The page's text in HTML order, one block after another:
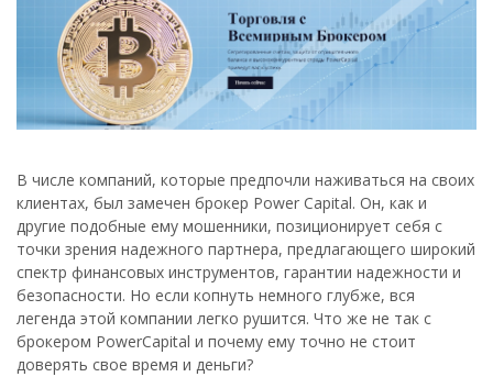
В числе компаний, которые предпочли наживаться на своих
клиентах, был замечен брокер Power Capital. Он, как и
другие подобные ему мошенники, позиционирует себя с
точки зрения надежного партнера, предлагающего широкий
спектр финансовых инструментов, гарантии надежности и
безопасности. Но если копнуть немного глубже, вся
легенда этой компании легко рушится. Что же не так с
брокером PowerCapital и почему ему точно не стоит
доверять свое время и деньги?